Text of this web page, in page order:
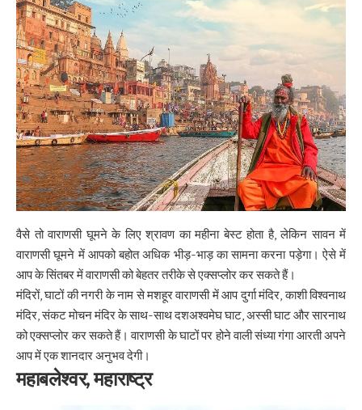
वैसे तो वाराणसी घूमने के लिए श्रावण का महीना बेस्ट होता है, लेकिन सावन में
वाराणसी घूमने में आपको बहोत अधिक भीड़-भाड़ का सामना करना पड़ेगा। ऐसे में
आप के सिंतबर में वाराणसी को बेहतर तरीके से एक्सप्लोर कर सकते हैं।
मंदिरों, घाटों की नगरी के नाम से मशहूर वाराणसी में आप दुर्गा मंदिर, काशी विश्वनाथ
मंदिर, संकट मोचन मंदिर के साथ-साथ दशअश्वमेघ घाट, अस्सी घाट और सारनाथ
को एक्सप्लोर कर सकते हैं। वाराणसी के घाटों पर होने वाली संध्या गंगा आरती अपने
आप में एक शानदार अनुभव देगी।
महाबलेश्वर, महाराष्ट्र